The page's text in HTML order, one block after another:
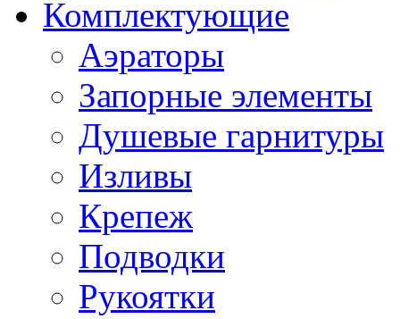
Комплектующие
Аэраторы
Запорные элементы
Душевые гарнитуры
Изливы
Крепеж
Подводки
Рукоятки